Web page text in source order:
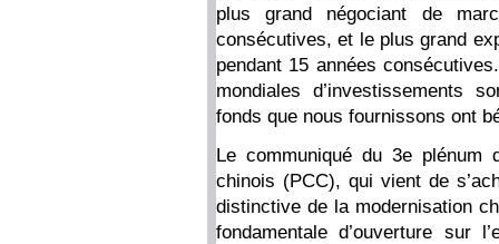
plus grand négociant de
consécutives, et le plus grand
pendant 15 années
mondiales d’investissements
fonds que nous fournissons ont
Le communiqué du 3e plénum
chinois (PCC), qui vient de
distinctive de la modernisation
fondamentale d’ouverture sur